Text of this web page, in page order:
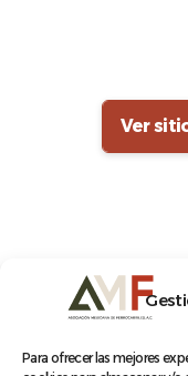
Para ofrecer las mejores
Ver
Manuel